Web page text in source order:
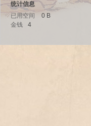
uz!
统计信息
已用空间
0 B
金钱
4